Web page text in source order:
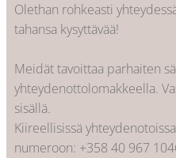
Olethan rohkeasti
tahansa kysyttävää!
Meidät tavoittaa parhaiten
yhteydenottolomakkeella.
sisällä.
Kiireellisissä
numeroon: +358 40 967